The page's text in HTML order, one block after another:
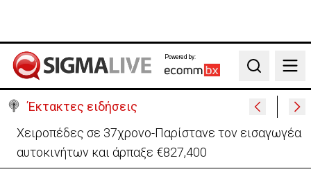
Powered by:
Search
Έκτακτες ειδήσεις
Χειροπέδες σε 37χρονο-Παρίστανε τον εισαγωγέα
αυτοκινήτων και άρπαξε €827,400